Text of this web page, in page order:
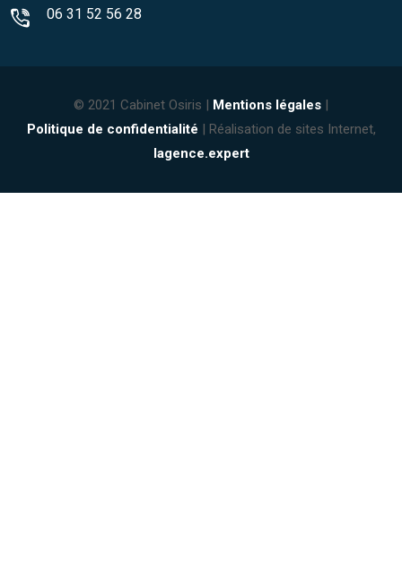
06 31 52 56 28
© 2021 Cabinet Osiris | Mentions légales |
Politique de confidentialité | Réalisation de sites Internet,
lagence.expert